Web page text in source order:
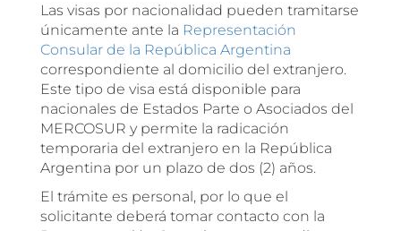
Las visas por nacionalidad pueden tramitarse
únicamente ante la Representación
Consular de la República Argentina
correspondiente al domicilio del extranjero.
Este tipo de visa está disponible para
nacionales de Estados Parte o Asociados del
MERCOSUR y permite la radicación
temporaria del extranjero en la República
Argentina por un plazo de dos (2) años.
El trámite es personal, por lo que el
solicitante deberá tomar contacto con la